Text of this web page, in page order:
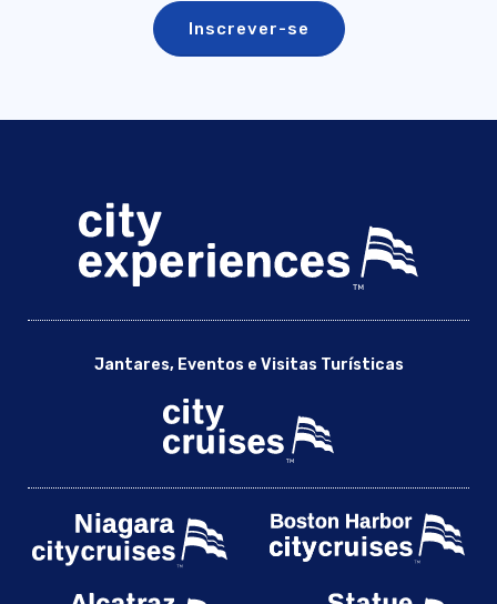
Jantares, Eventos e Visitas Turísticas